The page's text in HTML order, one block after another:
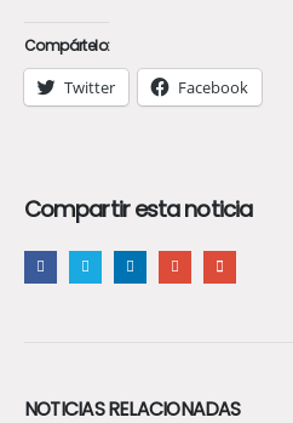
Compártelo:
Twitter Facebook
Compartir esta noticia
NOTICIAS RELACIONADAS